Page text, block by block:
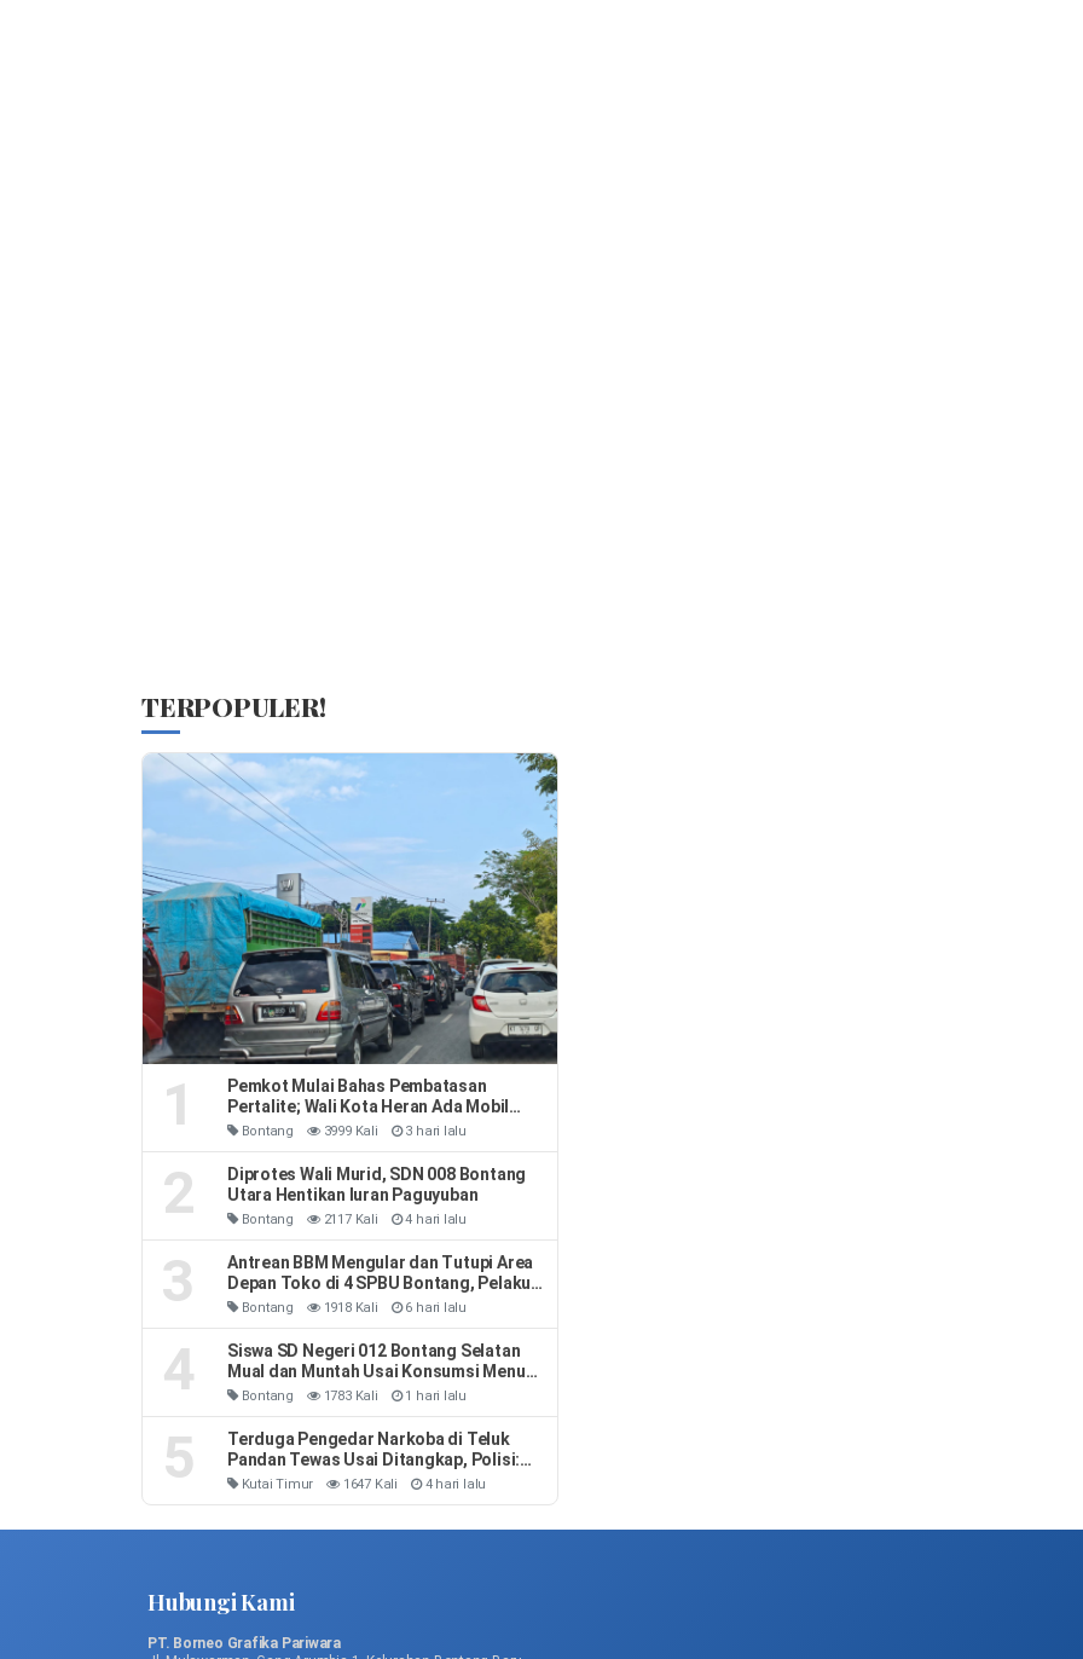
TERPOPULER!
1
Pemkot Mulai Bahas Pembatasan
Pertalite; Wali Kota Heran Ada Mobil
Habiskan 40 Liter Sehari
Bontang 3999 Kali 3 hari lalu
2
Diprotes Wali Murid, SDN 008 Bontang
Utara Hentikan Iuran Paguyuban
Bontang 2117 Kali 4 hari lalu
3
Antrean BBM Mengular dan Tutupi Area
Depan Toko di 4 SPBU Bontang, Pelaku
Usaha Rugi
Bontang 1918 Kali 6 hari lalu
4
Siswa SD Negeri 012 Bontang Selatan
Mual dan Muntah Usai Konsumsi Menu
MBG
Bontang 1783 Kali 1 hari lalu
5
Terduga Pengedar Narkoba di Teluk
Pandan Tewas Usai Ditangkap, Polisi:
Sempat Melawan dan Mengeluh Sesak
Napas
Kutai Timur 1647 Kali 4 hari lalu
Hubungi Kami
PT. Borneo Grafika Pariwara